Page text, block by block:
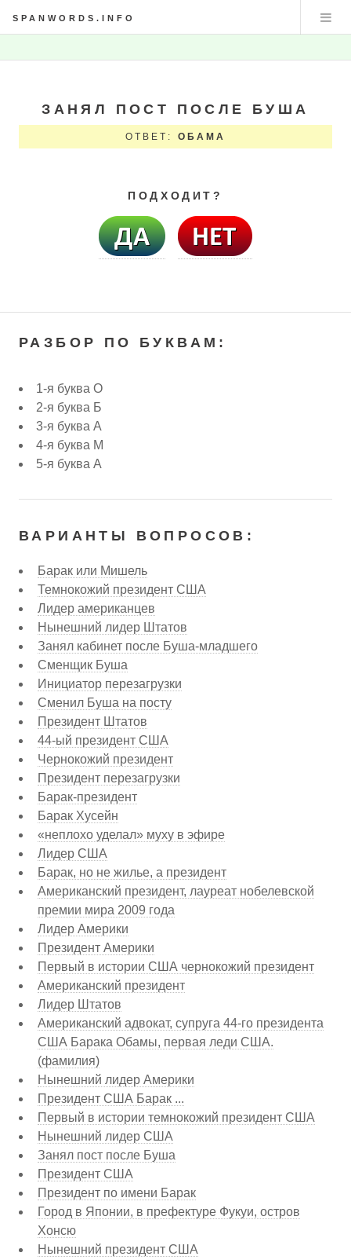
SPANWORDS.INFO
ЗАНЯЛ ПОСТ ПОСЛЕ БУША
ОТВЕТ: ОБАМА
ПОДХОДИТ?
РАЗБОР ПО БУКВАМ:
1-я буква О
2-я буква Б
3-я буква А
4-я буква М
5-я буква А
ВАРИАНТЫ ВОПРОСОВ:
Барак или Мишель
Темнокожий президент США
Лидер американцев
Нынешний лидер Штатов
Занял кабинет после Буша-младшего
Сменщик Буша
Инициатор перезагрузки
Сменил Буша на посту
Президент Штатов
44-ый президент США
Чернокожий президент
Президент перезагрузки
Барак-президент
Барак Хусейн
«неплохо уделал» муху в эфире
Лидер США
Барак, но не жилье, а президент
Американский президент, лауреат нобелевской
премии мира 2009 года
Лидер Америки
Президент Америки
Первый в истории США чернокожий президент
Американский президент
Лидер Штатов
Американский адвокат, супруга 44-го президента
США Барака Обамы, первая леди США.
(фамилия)
Нынешний лидер Америки
Президент США Барак ...
Первый в истории темнокожий президент США
Нынешний лидер США
Занял пост после Буша
Президент США
Президент по имени Барак
Город в Японии, в префектуре Фукуи, остров
Хонсю
Нынешний президент США